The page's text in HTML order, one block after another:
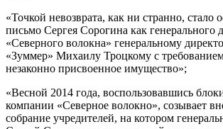
«Точкой невозврата, как ни странно, стало
письмо Сергея Сорогина как генерального
«Северного волокна» генеральному
«Зуммер» Михаилу Троцкому с
незаконно присвоенное имущество»;
«Весной 2014 года, воспользовавшись
компании «Северное волокно», созывает
собрание учредителей, на котором